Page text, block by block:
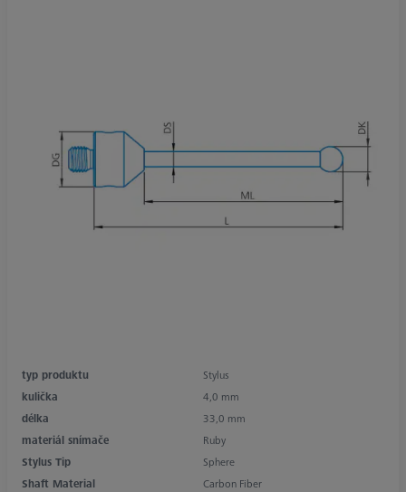
typ produktu
Stylus
kulička
4,0 mm
délka
33,0 mm
materiál snímače
Ruby
Stylus Tip
Sphere
Shaft Material
Carbon Fiber